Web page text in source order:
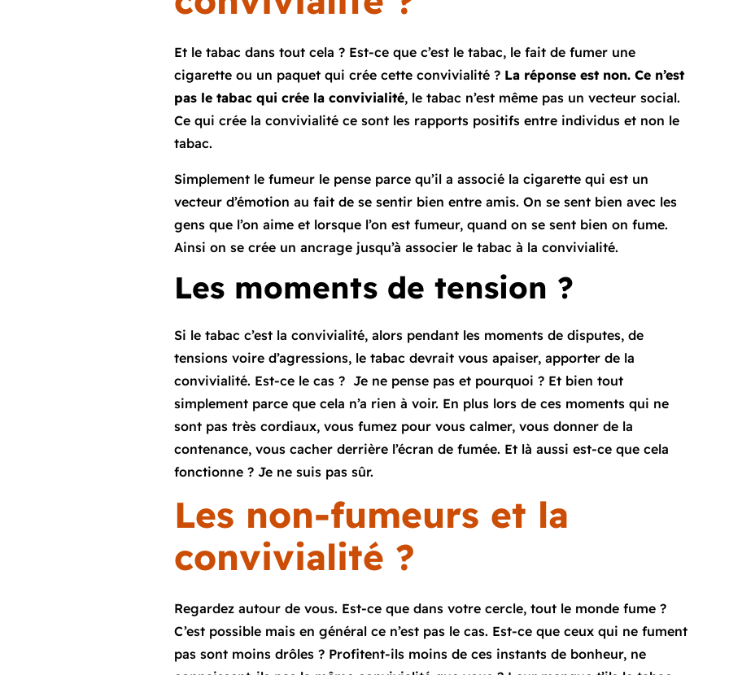
Et le tabac dans tout cela ? Est-ce que c’est le tabac, le fait de fumer une
cigarette ou un paquet qui crée cette convivialité ? La réponse est non. Ce n’est
pas le tabac qui crée la convivialité, le tabac n’est même pas un vecteur social.
Ce qui crée la convivialité ce sont les rapports positifs entre individus et non le
tabac.
Simplement le fumeur le pense parce qu’il a associé la cigarette qui est un
vecteur d’émotion au fait de se sentir bien entre amis. On se sent bien avec les
gens que l’on aime et lorsque l’on est fumeur, quand on se sent bien on fume.
Ainsi on se crée un ancrage jusqu’à associer le tabac à la convivialité.
Les moments de tension ?
Si le tabac c’est la convivialité, alors pendant les moments de disputes, de
tensions voire d’agressions, le tabac devrait vous apaiser, apporter de la
convivialité. Est-ce le cas ? Je ne pense pas et pourquoi ? Et bien tout
simplement parce que cela n’a rien à voir. En plus lors de ces moments qui ne
sont pas très cordiaux, vous fumez pour vous calmer, vous donner de la
contenance, vous cacher derrière l’écran de fumée. Et là aussi est-ce que cela
fonctionne ? Je ne suis pas sûr.
Les non-fumeurs et la
convivialité ?
Regardez autour de vous. Est-ce que dans votre cercle, tout le monde fume ?
C’est possible mais en général ce n’est pas le cas. Est-ce que ceux qui ne fument
pas sont moins drôles ? Profitent-ils moins de ces instants de bonheur, ne